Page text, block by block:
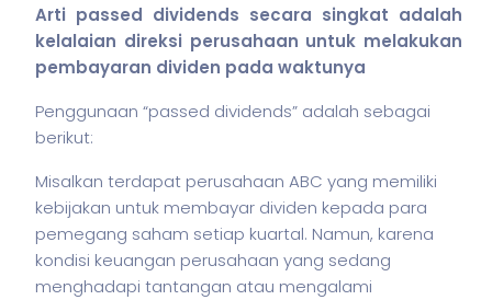
Arti passed dividends secara singkat adalah
kelalaian direksi perusahaan untuk melakukan
pembayaran dividen pada waktunya
Penggunaan “passed dividends” adalah sebagai
berikut:
Misalkan terdapat perusahaan ABC yang memiliki
kebijakan untuk membayar dividen kepada para
pemegang saham setiap kuartal. Namun, karena
kondisi keuangan perusahaan yang sedang
menghadapi tantangan atau mengalami